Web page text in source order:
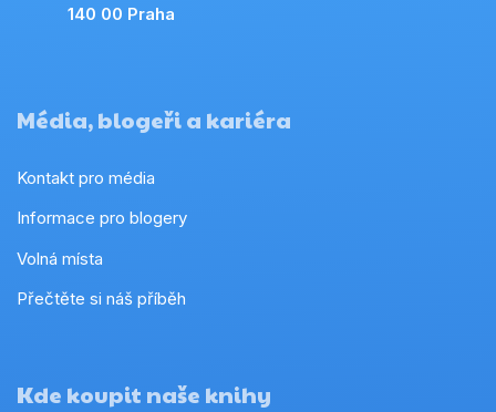
140 00 Praha
Média, blogeři a kariéra
Kontakt pro média
Informace pro blogery
Volná místa
Přečtěte si náš příběh
Kde koupit naše knihy